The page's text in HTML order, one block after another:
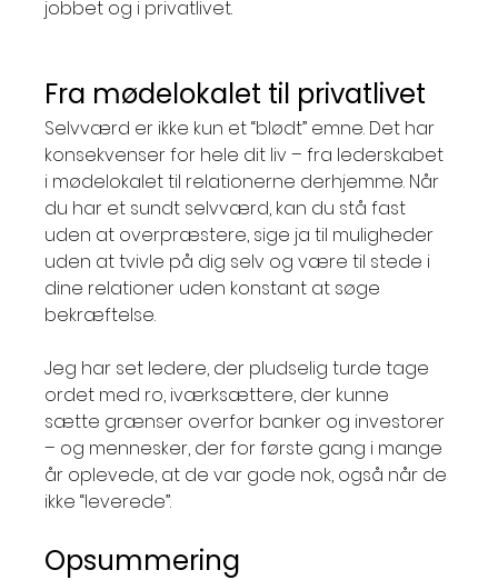
jobbet og i privatlivet.
Fra mødelokalet til privatlivet
Selvværd er ikke kun et “blødt” emne. Det har
konsekvenser for hele dit liv – fra lederskabet
i mødelokalet til relationerne derhjemme. Når
du har et sundt selvværd, kan du stå fast
uden at overpræstere, sige ja til muligheder
uden at tvivle på dig selv og være til stede i
dine relationer uden konstant at søge
bekræftelse.
Jeg har set ledere, der pludselig turde tage
ordet med ro, iværksættere, der kunne
sætte grænser overfor banker og investorer
– og mennesker, der for første gang i mange
år oplevede, at de var gode nok, også når de
ikke “leverede”.
Opsummering